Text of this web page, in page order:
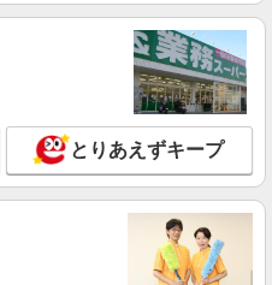
】 月給：271,300円 年収例：366
、働きがい向上手当、日祝手当
、夜勤手当（月平均5回分）等、
払われる手当を含みます。 ※居住
続5年目までの方はさらに1万円
給2.08ヶ月分/
別途時間外手当支給（超過1
詳細を見る
】 月給：250,500円 年収例：345
とりあえずキープ